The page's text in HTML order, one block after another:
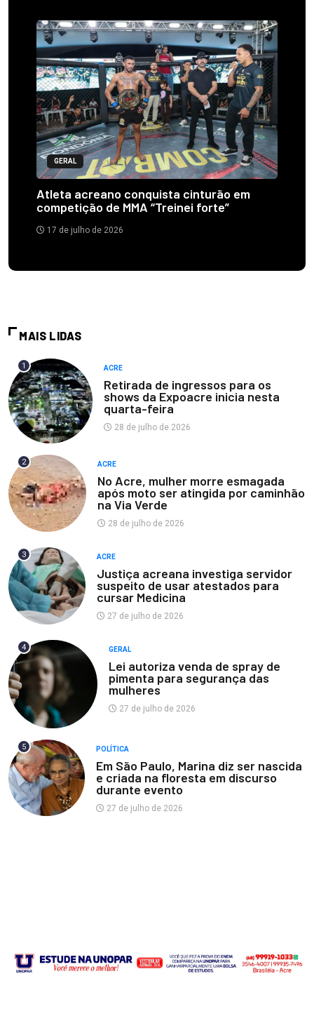
GERAL
Atleta acreano conquista cinturão em
competição de MMA “Treinei forte”
17 de julho de 2026
MAIS LIDAS
1 ACRE
Retirada de ingressos para os
shows da Expoacre inicia nesta
quarta-feira
28 de julho de 2026
2 ACRE
No Acre, mulher morre esmagada
após moto ser atingida por caminhão
na Via Verde
28 de julho de 2026
3 ACRE
Justiça acreana investiga servidor
suspeito de usar atestados para
cursar Medicina
27 de julho de 2026
4 GERAL
Lei autoriza venda de spray de
pimenta para segurança das
mulheres
27 de julho de 2026
5 POLÍTICA
Em São Paulo, Marina diz ser nascida
e criada na floresta em discurso
durante evento
27 de julho de 2026